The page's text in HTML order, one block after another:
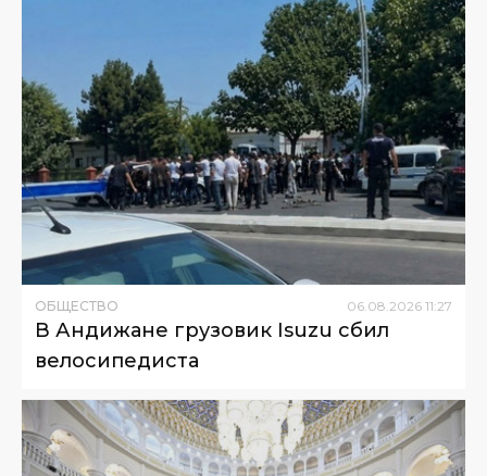
ОБЩЕСТВО 06.08.2026 11:27
В Андижане грузовик Isuzu сбил
велосипедиста